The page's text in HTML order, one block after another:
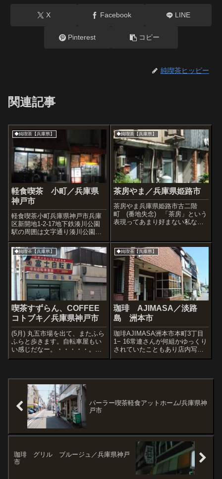
X Facebook LINE
Pinterest コピー
純喫茶ヒッピー
関連記事
◆純喫茶【兵庫県】
軽食喫茶 小町／兵庫県
神戸市
軽食喫茶小町兵庫県神戸市兵庫
区新開地1-2-17地下鉄湊川公園
駅の周囲は文字通り湊川公園が
広がっている。新開地の入り口
にもあたり、アーケード街の入
り口近くに「小町」という可愛
い名前の喫茶があった。入って
みると、夕食の時間ということ
もありけっ...
◆純喫茶【兵庫県】
茶房やま／兵庫県姫路市
茶房やま兵庫県姫路市古二階
町 (番地失念) 「茶房」という
表現ってあまり好まない私なの
っとも嬉しくなる、わくわくす
るタイプの店はこういうところ
なのだ、私の場合。 店内はお年
を召...
◆純喫茶【兵庫県】
喫茶すずらん、COFFEE
コトブキ／兵庫県神戸市
(5月) 丸五市場を出て、またふら
ふらと歩きます。自転車屋もい
い感じだなー。・・・・・。す
ると、なんだかぼくと同じよう
はなく、昭和な看板などをチェ
ックしながら歩いているようで
す。ぼくが...
◆純喫茶【兵庫県】
珈琲 AJIMASA／淡路
島 洲本市
珈琲AJIMASA洲本市本町3丁目
1− 16常連さんが何組かゆっくり
されていたこともあり店内写真
はありませんが、珈琲のおいし
パーラー喫茶軽食アットホーム/兵庫県神
戸市
珈琲 グリル ブルージュ／兵庫県神戸
市